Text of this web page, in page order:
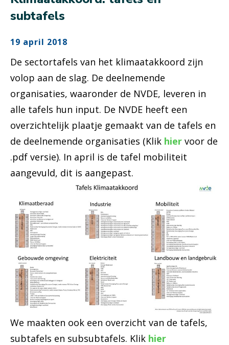
subtafels
19 april 2018
De sectortafels van het klimaatakkoord zijn
volop aan de slag. De deelnemende
organisaties, waaronder de NVDE, leveren in
alle tafels hun input. De NVDE heeft een
overzichtelijk plaatje gemaakt van de tafels en
de deelnemende organisaties (Klik hier voor de
.pdf versie). In april is de tafel mobiliteit
aangevuld, dit is aangepast.
We maakten ook een overzicht van de tafels,
subtafels en subsubtafels. Klik hier